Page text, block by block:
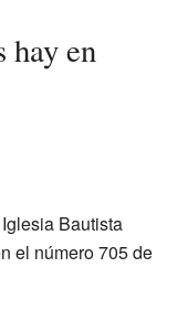
hay en
Bautista
el número 705 de